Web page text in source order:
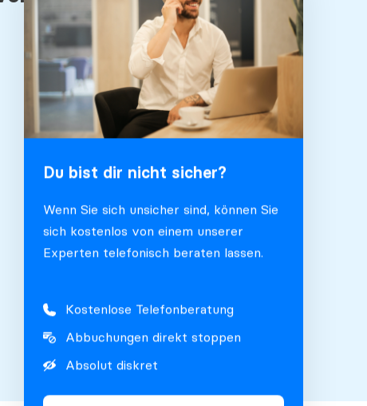
Du bist dir nicht sicher?
Wenn Sie sich unsicher sind, können Sie
sich kostenlos von einem unserer
Experten telefonisch beraten lassen.
Kostenlose Telefonberatung
Abbuchungen direkt stoppen
Absolut diskret